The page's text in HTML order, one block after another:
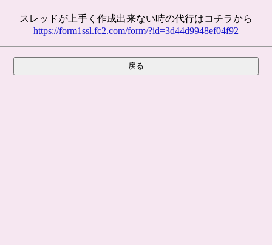
スレッドが上手く作成出来ない時の代行はコチラから
https://form1ssl.fc2.com/form/?id=3d44d9948ef04f92